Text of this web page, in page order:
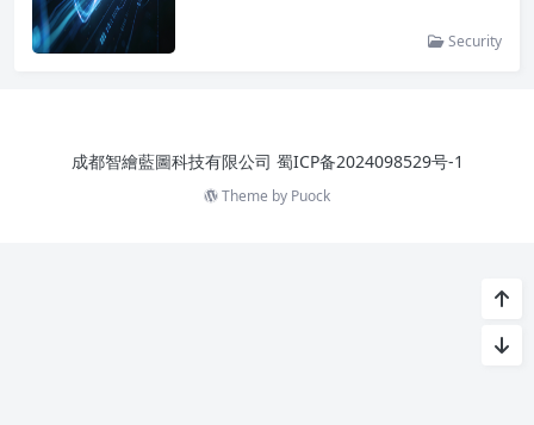
Security
成都智繪藍圖科技有限公司 蜀ICP备2024098529号-1
Theme by Puock